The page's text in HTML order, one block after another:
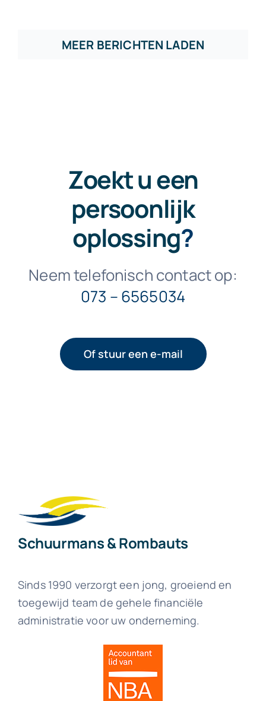
MEER BERICHTEN LADEN
Zoekt u een
persoonlijk
oplossing?
Neem telefonisch contact op:
073 – 6565034
Of stuur een e-mail
Schuurmans & Rombauts
Sinds 1990 verzorgt een jong, groeiend en
toegewijd team de gehele financiële
administratie voor uw onderneming.